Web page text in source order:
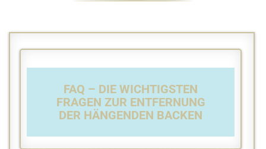
FAQ – DIE WICHTIGSTEN
FRAGEN ZUR ENTFERNUNG
DER HÄNGENDEN BACKEN